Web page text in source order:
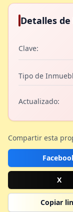
Detalles
Clave:
Tipo de
Actualizado:
Compartir esta
X
Copiar